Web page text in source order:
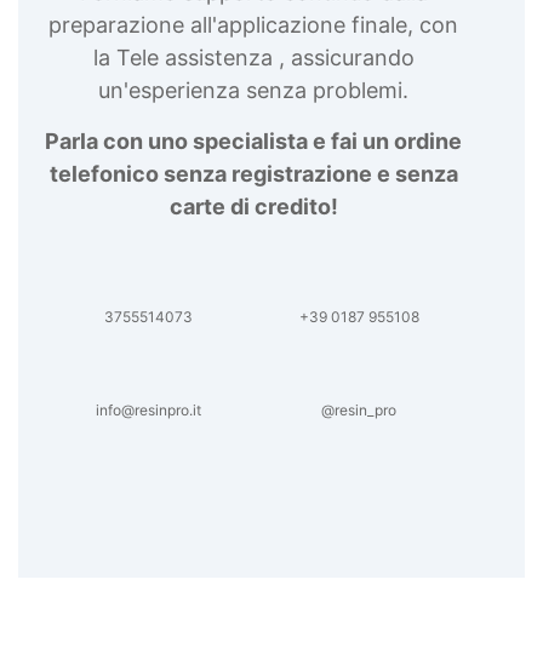
preparazione all'applicazione finale, con
la Tele assistenza , assicurando
un'esperienza senza problemi.
Parla con uno specialista e fai un ordine
telefonico senza registrazione e senza
carte di credito!
3755514073 +39 0187 955108
info@resinpro.it @resin_pro